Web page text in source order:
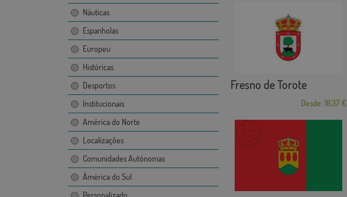
Náuticas
Espanholas
Europeu
Históricas
Desportos
Institucionais
América do Norte
Localizações
Comunidades Autónomas
Ámérica do Sul
Fresno de Torote
Desde: 18,37 €